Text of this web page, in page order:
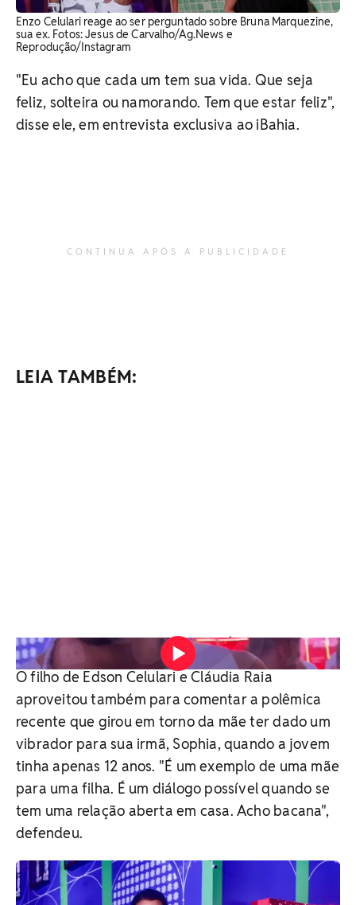
Enzo Celulari reage ao ser perguntado sobre Bruna Marquezine,
sua ex. Fotos: Jesus de Carvalho/Ag.News e
Reprodução/Instagram
"Eu acho que cada um tem sua vida. Que seja
feliz, solteira ou namorando. Tem que estar feliz",
disse ele, em entrevista exclusiva ao iBahia.
CONTINUA APÓS A PUBLICIDADE
LEIA TAMBÉM:
Vídeo: Victoria Dowling / iBahia
O filho de Edson Celulari e Cláudia Raia
aproveitou também para comentar a polêmica
recente que girou em torno da mãe ter dado um
vibrador para sua irmã, Sophia, quando a jovem
tinha apenas 12 anos. "É um exemplo de uma mãe
para uma filha. É um diálogo possível quando se
tem uma relação aberta em casa. Acho bacana",
defendeu.